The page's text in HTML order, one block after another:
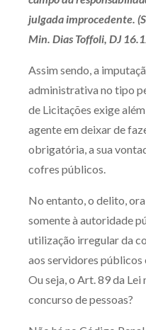
julgada improcedente.
Min. Dias Toffoli, DJ
Assim sendo, a
administrativa no tipo
de Licitações exige
agente em deixar de
obrigatória, a sua
cofres públicos.
No entanto, o delito,
somente à autoridade
utilização irregular da
aos servidores
Ou seja, o Art. 89 da
concurso de pessoas?